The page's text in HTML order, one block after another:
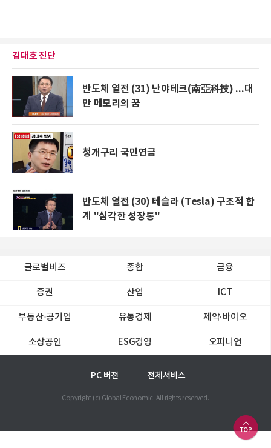
김대호 진단
반도체 열전 (31) 난야테크(南亞科技) ...대
만 메모리의 꿈
청개구리 국민연금
반도체 열전 (30) 테슬라 (Tesla) 구조적 한
계 "심각한 성장통"
글로벌비즈 종합 금융
증권 산업 ICT
부동산·공기업 유통경제 제약∙바이오
소상공인 ESG경영 오피니언
PC 버전 전체서비스
Copyright (c) Global Economic. All rights reserved.